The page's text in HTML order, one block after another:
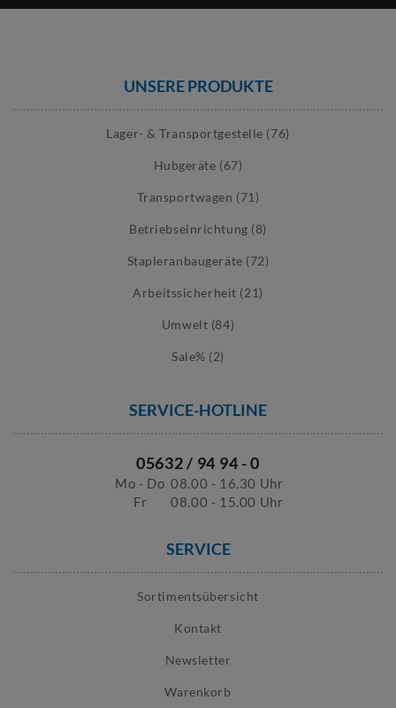
UNSERE PRODUKTE
Lager- & Transportgestelle (76)
Hubgeräte (67)
Transportwagen (71)
Betriebseinrichtung (8)
Stapleranbaugeräte (72)
Arbeitssicherheit (21)
Umwelt (84)
Sale% (2)
SERVICE-HOTLINE
05632 / 94 94 - 0
Mo - Do 08.00 - 16.30 Uhr
Fr
08.00 - 15.00 Uhr
SERVICE
Sortimentsübersicht
Kontakt
Newsletter
Warenkorb